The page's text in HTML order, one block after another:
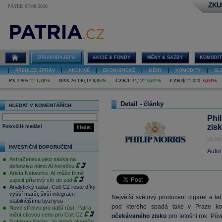
PÁTEK 07.08.2026
ZPRAVODAJSTVÍ AKCIE & FONDY MĚNY & SAZBY
PŘEHLED ZPRÁV AKCIOVÉ EKONOMICKÉ MĚNY KOMODITY
PX 2 805,12 1,30% DAX 26 140,13 0,05% CZK/€ 24,222 0,01% CZK/$ 21,020 -0,03%
HLEDAT V KOMENTÁŘÍCH
hledat
Pokročilé hledání
INVESTIČNÍ DOPORUČENÍ
AstraZeneca jako sázka na
defenzivu mimo AI horečku
Arista Networks: AI může firmě
zajistit příznivý vítr do zad
Analytický radar: Colt CZ roste díky
vyšší marži, širší integraci i
stabilnějšímu byznysu
Nové střelivo pro další růst. Patria
mění cílovou cenu pro Colt CZ
Detail - články
Největší světový producent cigaret a
pod kterého spadá také v Praze
očekávaného zisku pro letošní rok.